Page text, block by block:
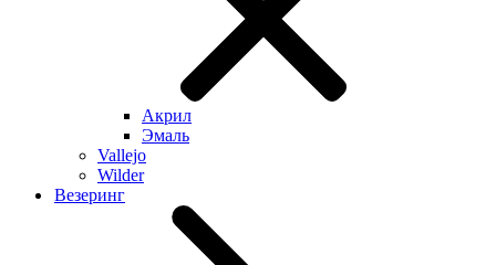
Акрил
Эмаль
Vallejo
Wilder
Везеринг